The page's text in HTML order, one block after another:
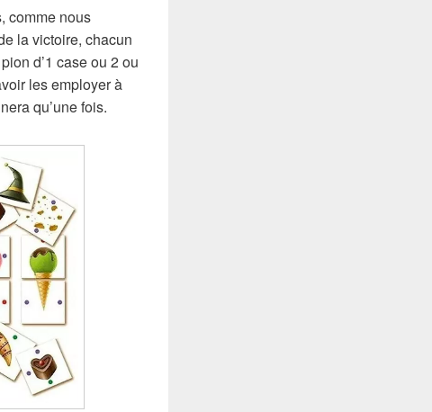
comme nous
la victoire, chacun
d’1 case ou 2 ou
les employer à
qu’une fois.